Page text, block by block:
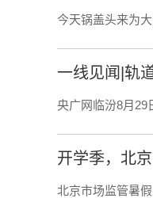
今天锅盖头来为
一线见闻|轨
央广网临汾8月29
开学季，北
北京市场监管暑